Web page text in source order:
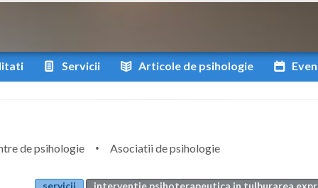
Servicii Articole de psihologie
de psihologie Asociatii de psihologie
servicii interventie psihoterapeutica in tulburarea